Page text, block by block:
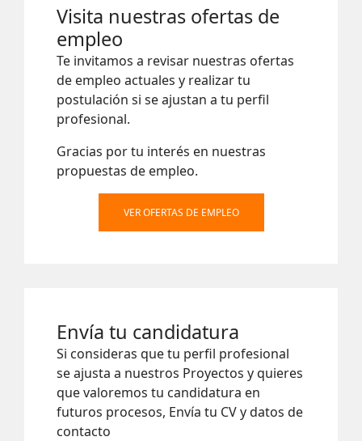
Visita nuestras ofertas de
empleo
Te invitamos a revisar nuestras ofertas
de empleo actuales y realizar tu
postulación si se ajustan a tu perfil
profesional.
Gracias por tu interés en nuestras
propuestas de empleo.
VER OFERTAS DE EMPLEO
Envía tu candidatura
Si consideras que tu perfil profesional
se ajusta a nuestros Proyectos y quieres
que valoremos tu candidatura en
futuros procesos, Envía tu CV y datos de
contacto